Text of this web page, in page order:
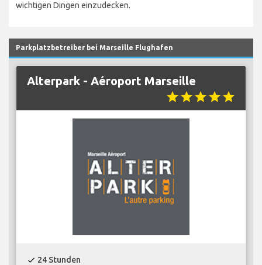
wichtigen Dingen einzudecken.
Parkplatzbetreiber bei Marseille Flughafen
Alterpark - Aéroport Marseille
starstarstarstarstar
check 24 Stunden